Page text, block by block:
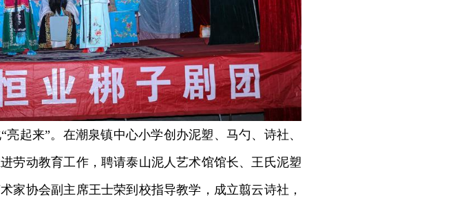
来”。在潮泉镇中心小学创办泥塑、马勺、诗社、
劳动教育工作，聘请泰山泥人艺术馆馆长、王氏泥塑
家协会副主席王士荣到校指导教学，成立翦云诗社，